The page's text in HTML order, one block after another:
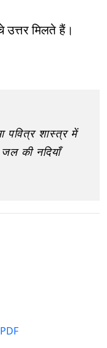
मिलते हैं।
पवित्र शास्त्र में
की नदियाँ